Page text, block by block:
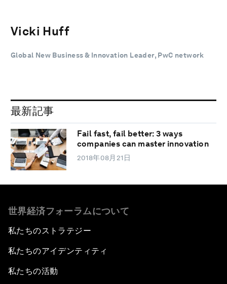
Vicki Huff
Global New Business & Innovation Leader, PwC network
最新記事
Fail fast, fail better: 3 ways
companies can master innovation
2018年08月21日
世界経済フォーラムについて
私たちのストラテジー
私たちのアイデンティティ
私たちの活動